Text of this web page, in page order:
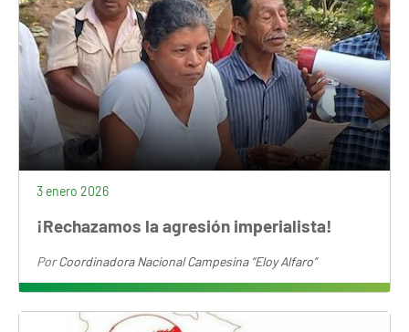
3 enero 2026
¡Rechazamos la agresión imperialista!
PorCoordinadora Nacional Campesina “Eloy Alfaro”